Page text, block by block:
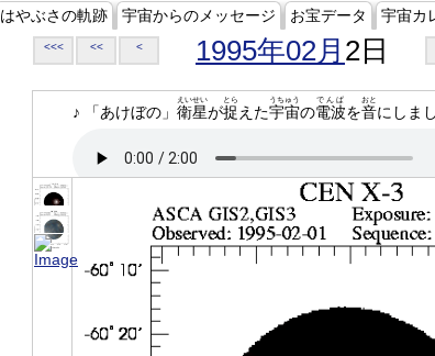
はやぶさの軌跡 宇宙からのメッセージ お宝データ 宇宙カ
<<< << < 1995年02月 2日
♪ 「あけぼの」 衛星
えいせい
が捉
とら
えた宇宙
うちゅう
の電波
でんぱ
を音
おと
にしま